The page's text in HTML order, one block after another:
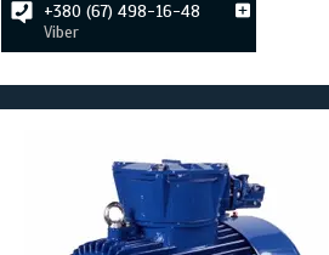
+380 (67) 498-16-48
Viber